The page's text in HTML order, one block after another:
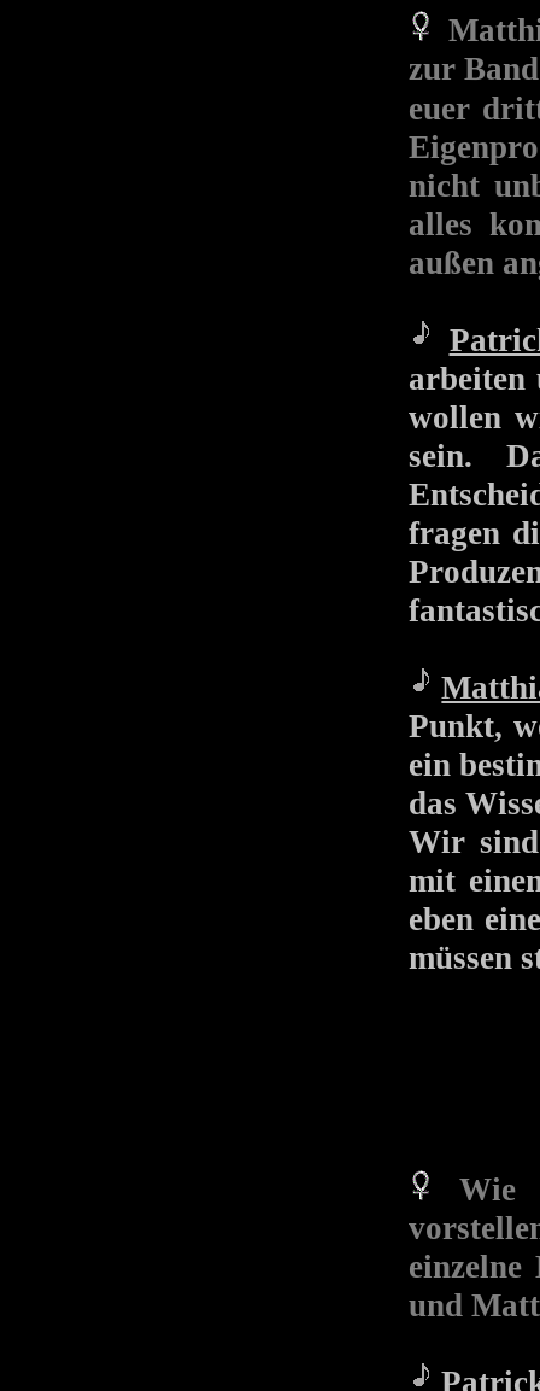
zur
euer
nicht
alles
außen
arbeiten
wollen
sein.
fragen
Punkt,
ein
das
Wir
mit
eben
müssen
Wie
und